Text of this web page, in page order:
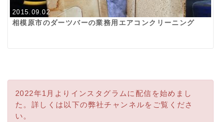
2015.09.02
相模原市のダーツバーの業務用エアコンクリーニング
2022年1月よりインスタグラムに配信を始めまし
た。詳しくは以下の弊社チャンネルをご覧くださ
い。